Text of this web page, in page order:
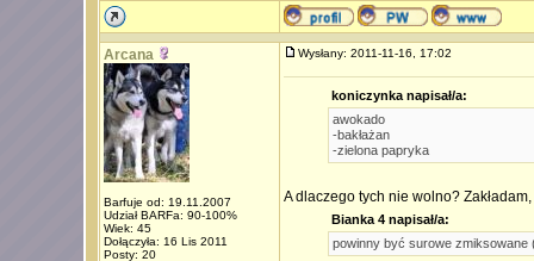
Arcana
Barfuje od: 19.11.2007
Udział BARFa: 90-100%
Wiek: 45
Dołączyła: 16 Lis 2011
Posty: 20
Wysłany: 2011-11-16, 17:02
koniczynka napisał/a:
awokado
-bakłażan
-zielona papryka
A dlaczego tych nie wolno?
Bianka 4 napisał/a:
powinny być surowe zmiksowane